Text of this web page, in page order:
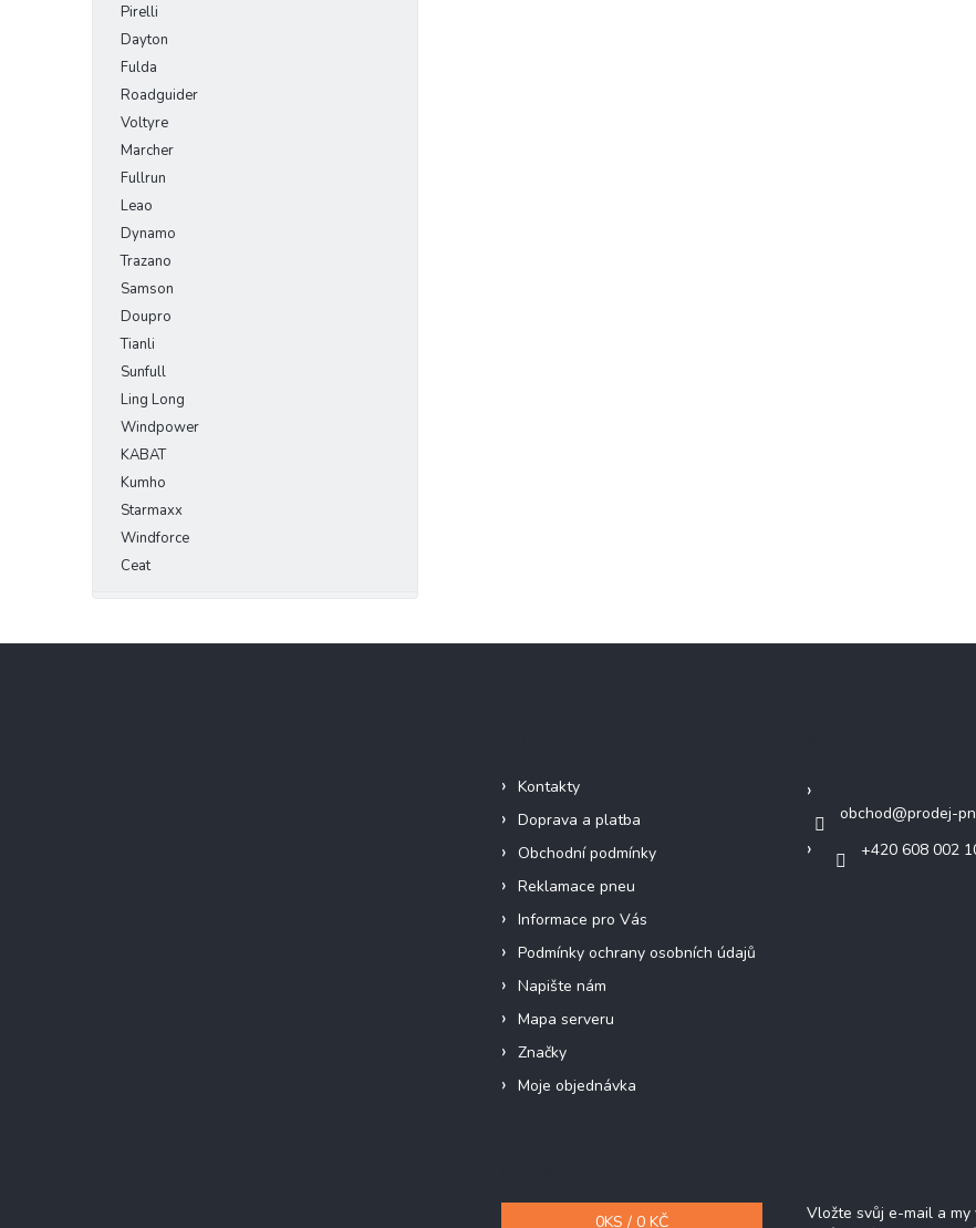
Pirelli
Dayton
Fulda
Roadguider
Voltyre
Marcher
Fullrun
Leao
Dynamo
Trazano
Samson
Doupro
Tianli
Sunfull
Ling Long
Windpower
KABAT
Kumho
Starmaxx
Windforce
Ceat
Kontakty
Doprava a platba
Obchodní podmínky
Reklamace pneu
Informace pro Vás
Podmínky ochrany osobních údajů
Napište nám
Mapa serveru
Značky
Moje objednávka
obchod@prodej-
+420 608 002
0KS / 0 KČ
Vložte svůj e-mail a my